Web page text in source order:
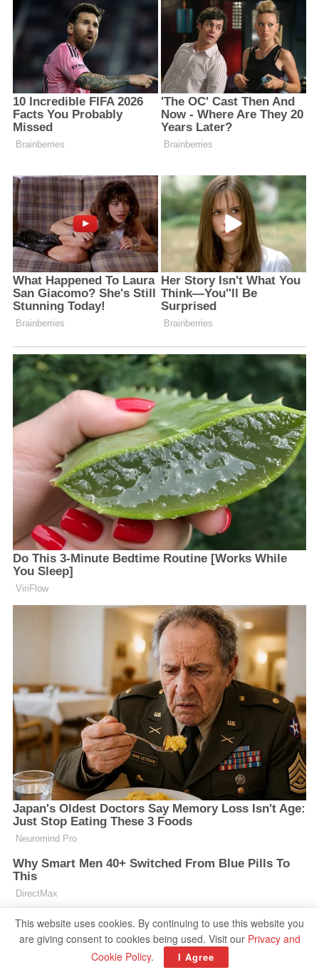
This website uses cookies. By continuing to use this website you
are giving consent to cookies being used. Visit our Privacy and
Cookie Policy. I Agree